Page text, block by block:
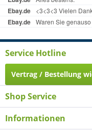
Service Hotline
Vertrag / Bestellung
Shop Service
Informationen